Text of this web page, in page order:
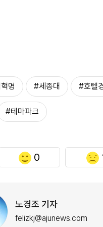
명 #세종대 #호텔
#테마파크
0
노경조 기자
felizkj@ajunews.com